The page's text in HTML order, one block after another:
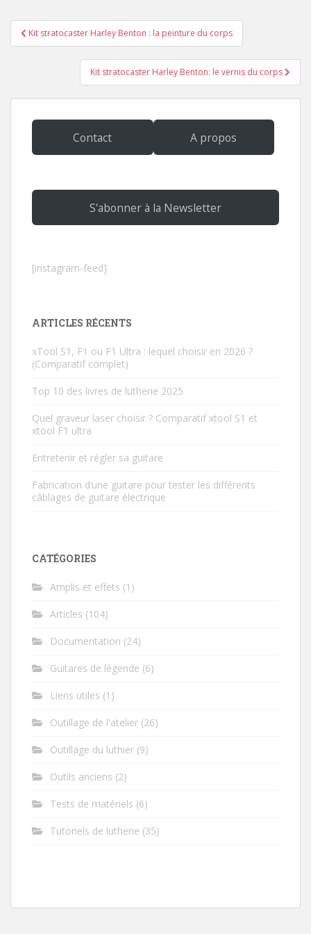
Navigation
de
Kit stratocaster Harley Benton : la peinture du corps
Kit stratocaster Harley Benton: le vernis du corps
Contact A propos
S'abonner à la Newsletter
[instagram-feed]
ARTICLES RÉCENTS
xTool S1, F1 ou F1 Ultra : lequel choisir en 2026 ?
(Comparatif complet)
Top 10 des livres de lutherie 2025
Quel graveur laser choisir ? Comparatif xtool S1 et
xtool F1 ultra
Entretenir et régler sa guitare
Fabrication d’une guitare pour tester les différents
câblages de guitare électrique
CATÉGORIES
Amplis et effets (1)
Articles (104)
Documentation (24)
Guitares de légende (6)
Liens utiles (1)
Outillage de l'atelier (26)
Outillage du luthier (9)
Outils anciens (2)
Tests de matériels (6)
Tutoriels de lutherie (35)